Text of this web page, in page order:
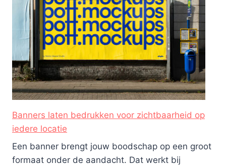
Banners laten bedrukken voor zichtbaarheid op
iedere locatie
Een banner brengt jouw boodschap op een groot
formaat onder de aandacht. Dat werkt bij